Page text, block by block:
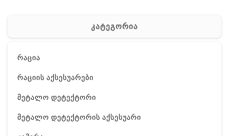
კატეგორია
რაცია
რაციის აქსესუარები
მეტალო დეტექტორი
მეტალო დეტექტორის აქსესუარი